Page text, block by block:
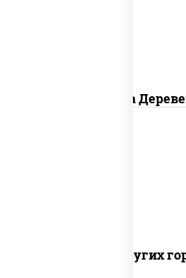
Пицца
Доставка в других